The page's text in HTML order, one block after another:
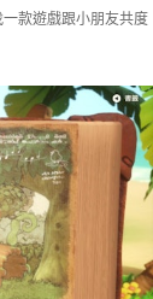
款遊戲跟小朋友共度